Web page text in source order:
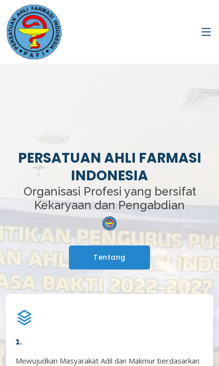
PERSATUAN AHLI FARMASI
INDONESIA
Organisasi Profesi yang bersifat
Kekaryaan dan Pengabdian
Tentang
1.
Mewujudkan Masyarakat Adil dan Makmur berdasarkan